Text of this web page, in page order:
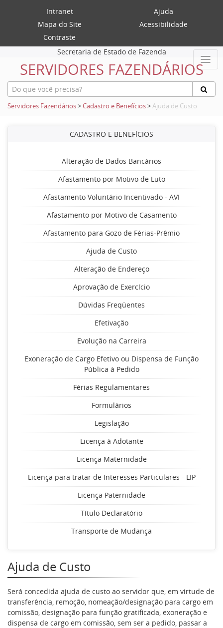
Intranet
Ajuda
Mapa do Site
Acessibilidade
Contraste
Secretaria de Estado de Fazenda
SERVIDORES FAZENDÁRIOS
Servidores Fazendários>Cadastro e Benefícios>Ajuda de Custo
CADASTRO E BENEFÍCIOS
Alteração de Dados Bancários
Afastamento por Motivo de Luto
Afastamento Voluntário Incentivado - AVI
Afastamento por Motivo de Casamento
Afastamento para Gozo de Férias-Prêmio
Ajuda de Custo
Alteração de Endereço
Aprovação de Exercício
Dúvidas Freqüentes
Efetivação
Evolução na Carreira
Exoneração de Cargo Efetivo ou Dispensa de Função
Pública à Pedido
Férias Regulamentares
Formulários
Legislação
Licença à Adotante
Licença Maternidade
Licença para tratar de Interesses Particulares - LIP
Licença Paternidade
Título Declaratório
Transporte de Mudança
Ajuda de Custo
Será concedida ajuda de custo ao servidor que, em virtude de
transferência, remoção, nomeação/designação para cargo em
comissão, designação para função gratificada, exoneração e
dispensa de cargo em comissão, sem ser a pedido, passar a